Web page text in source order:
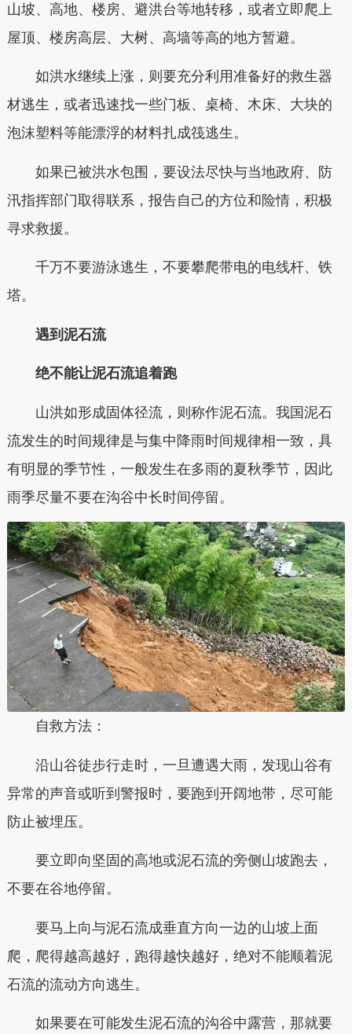
山坡、高地、楼房、避洪台等地转移，或者立即爬上
屋顶、楼房高层、大树、高墙等高的地方暂避。
如洪水继续上涨，则要充分利用准备好的救生器
材逃生，或者迅速找一些门板、桌椅、木床、大块的
泡沫塑料等能漂浮的材料扎成筏逃生。
如果已被洪水包围，要设法尽快与当地政府、防
汛指挥部门取得联系，报告自己的方位和险情，积极
寻求救援。
千万不要游泳逃生，不要攀爬带电的电线杆、铁
塔。
遇到泥石流
绝不能让泥石流追着跑
山洪如形成固体径流，则称作泥石流。我国泥石
流发生的时间规律是与集中降雨时间规律相一致，具
有明显的季节性，一般发生在多雨的夏秋季节，因此
雨季尽量不要在沟谷中长时间停留。
自救方法：
沿山谷徒步行走时，一旦遭遇大雨，发现山谷有
异常的声音或听到警报时，要跑到开阔地带，尽可能
防止被埋压。
要立即向坚固的高地或泥石流的旁侧山坡跑去，
不要在谷地停留。
要马上向与泥石流成垂直方向一边的山坡上面
爬，爬得越高越好，跑得越快越好，绝对不能顺着泥
石流的流动方向逃生。
如果要在可能发生泥石流的沟谷中露营，那就要